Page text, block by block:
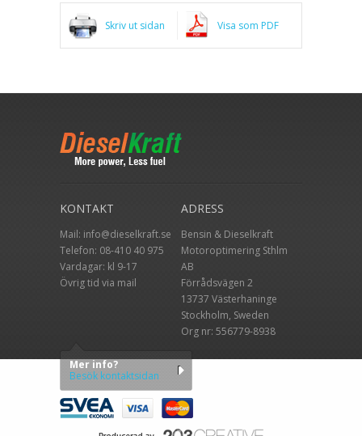
Skriv ut sidan Visa som PDF
KONTAKT
Mail: info@dieselkraft.se
Telefon: 08-410 40 975
Vardagar: kl 9-17
Övrig tid via mail
ADRESS
Bensin & Dieselkraft
Motoroptimering Sthlm
AB
Förrådsvägen 2
13737 Västerhaninge
Stockholm, Sweden
Org nr: 556779-8938
Mer info?
Besök kontaktsidan